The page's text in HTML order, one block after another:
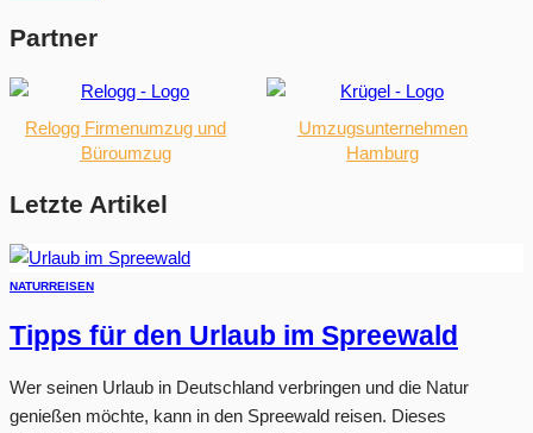
Partner
Relogg Firmenumzug und
Büroumzug
Umzugsunternehmen
Hamburg
Letzte Artikel
NATURREISEN
Tipps für den Urlaub im Spreewald
Wer seinen Urlaub in Deutschland verbringen und die Natur
genießen möchte, kann in den Spreewald reisen. Dieses